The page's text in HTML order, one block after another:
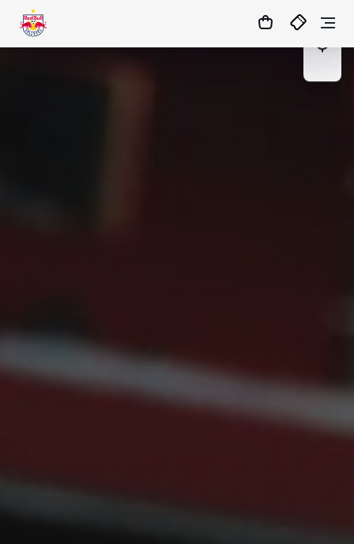
05:41